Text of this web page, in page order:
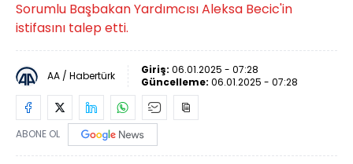
Sorumlu Başbakan Yardımcısı Aleksa Becic'in
istifasını talep etti.
AA / Habertürk Giriş: 06.01.2025 - 07:28
Güncelleme: 06.01.2025 - 07:28
ABONE OL